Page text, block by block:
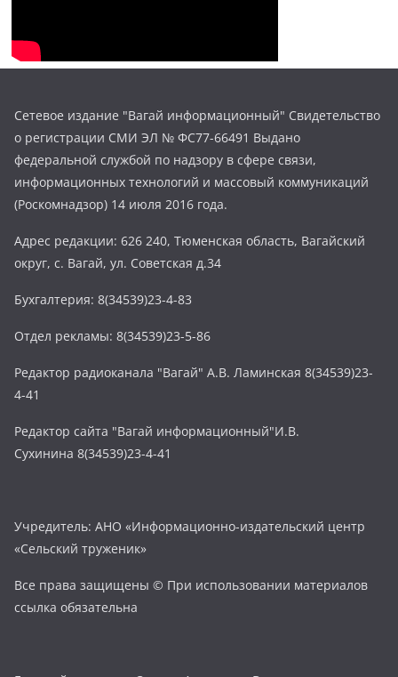
Сетевое издание "Вагай информационный" Свидетельство
о регистрации СМИ ЭЛ № ФС77-66491 Выдано
федеральной службой по надзору в сфере связи,
информационных технологий и массовый коммуникаций
(Роскомнадзор) 14 июля 2016 года.
Адрес редакции: 626 240, Тюменская область, Вагайский
округ, с. Вагай, ул. Советская д.34
Бухгалтерия: 8(34539)23-4-83
Отдел рекламы: 8(34539)23-5-86
Редактор радиоканала "Вагай" А.В. Ламинская 8(34539)23-
4-41
Редактор сайта "Вагай информационный"И.В.
Сухинина 8(34539)23-4-41
Учредитель: АНО «Информационно-издательский центр
«Сельский труженик»
Все права защищены © При использовании материалов
ссылка обязательна